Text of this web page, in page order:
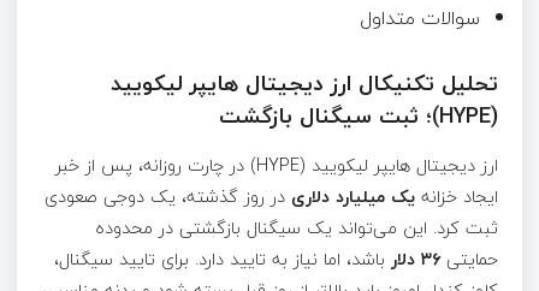
سوالات متداول
تحلیل تکنیکال ارز دیجیتال هایپر لیکویید
(HYPE)؛ ثبت سیگنال بازگشت
ارز دیجیتال هایپر لیکویید (HYPE) در چارت روزانه، پس از خبر
ایجاد خزانه یک میلیارد دلاری در روز گذشته، یک دوجی صعودی
ثبت کرد. این می‌تواند یک سیگنال بازگشتی در محدوده
حمایتی۳۶ دلار
باشد، اما نیاز به تایید دارد. برای تایید سیگنال،